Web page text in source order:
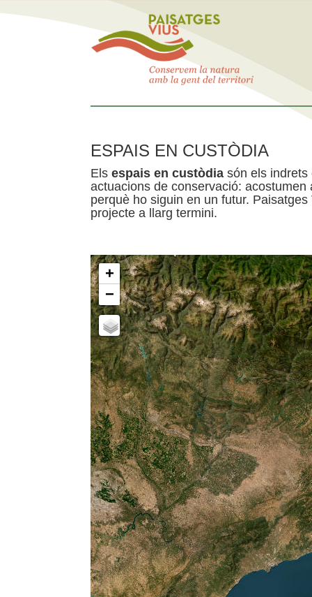
ESPAIS EN CUSTÒDIA
Els espais en custòdia són els indrets
actuacions de conservació:
perquè ho siguin en un futur.
projecte a llarg termini.
+
−